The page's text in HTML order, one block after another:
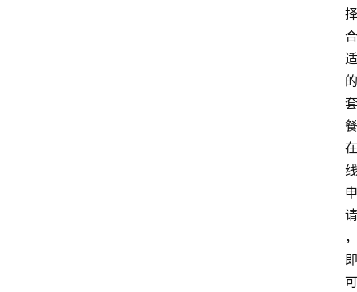
择
合
适
的
套
餐
在
线
申
请
，
即
可